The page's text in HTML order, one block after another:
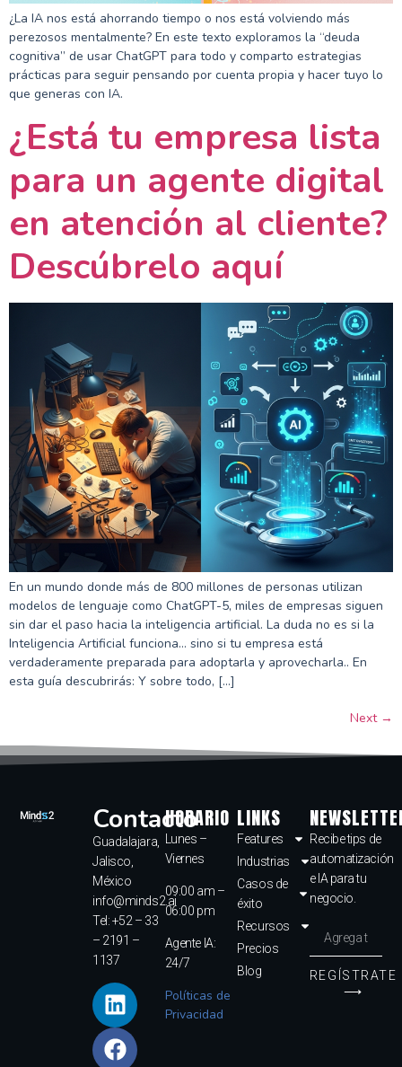
¿La IA nos está ahorrando tiempo o nos está volviendo más
perezosos mentalmente? En este texto exploramos la “deuda
cognitiva” de usar ChatGPT para todo y comparto estrategias
prácticas para seguir pensando por cuenta propia y hacer tuyo lo
que generas con IA.
¿Está tu empresa lista
para un agente digital
en atención al cliente?
Descúbrelo aquí
En un mundo donde más de 800 millones de personas utilizan
modelos de lenguaje como ChatGPT-5, miles de empresas siguen
sin dar el paso hacia la inteligencia artificial. La duda no es si la
Inteligencia Artificial funciona… sino si tu empresa está
verdaderamente preparada para adoptarla y aprovecharla.. En
esta guía descubrirás: Y sobre todo, […]
Next →
Contacto
Guadalajara,
Jalisco,
México
info@minds2.ai
Tel: +52 – 33
– 2191 –
1137
HORARIO
Lunes –
Viernes
09:00 am –
06:00 pm
Agente IA:
24/7
Políticas de
Privacidad
LINKS
Features
Industrias
Casos de
éxito
Recursos
Precios
Blog
Recibe tips de
automatización
e IA para tu
negocio.
REGÍSTRATE
⟶